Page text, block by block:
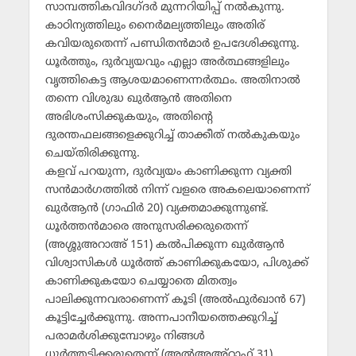
സാമ്പത്തികവിദഗ്ദര്‍ മുന്നറിയിപ്പ് നല്‍കുന്നു.
കാഠിന്യത്തിലും നൈര്‍മല്യത്തിലും അതിര്
കവിയരുതെന്ന് പണ്ഡിതന്‍മാര്‍ ഉപദേശിക്കുന്നു.
ധൂര്‍ത്തും, ദുര്‍വ്യയവും എല്ലാ അര്‍ത്ഥങ്ങളിലും
വൃത്തികെട്ട ആശയമാണെന്നര്‍ത്ഥം. അതിനാല്‍
തന്നെ വിശുദ്ധ ഖുര്‍ആന്‍ അതിനെ
അഭിശംസിക്കുകയും, അതിന്റെ
ദുരന്തഫലങ്ങളെക്കുറിച്ച് താക്കീത് നല്‍കുകയും
ചെയ്തിരിക്കുന്നു.
കളവ് പറയുന്ന, ദുര്‍വ്യയം കാണിക്കുന്ന വ്യക്തി
സന്‍മാര്‍ഗത്തില്‍ നിന്ന് വളരെ അകലെയാണെന്ന്
ഖുര്‍ആന്‍ (ഗാഫിര്‍ 20) വ്യക്തമാക്കുന്നുണ്ട്.
ധൂര്‍ത്തന്‍മാരെ അനുസരിക്കരുതെന്ന്
(അശ്ശുഅറാഅ് 151) കല്‍പിക്കുന്ന ഖുര്‍ആന്‍
വിശ്വാസികള്‍ ധൂര്‍ത്ത് കാണിക്കുകയോ, പിശുക്ക്
കാണിക്കുകയോ ചെയ്യാതെ മിതത്വം
പാലിക്കുന്നവരാണെന്ന് കൂടി (അല്‍ഫുര്‍ഖാന്‍ 67)
കൂട്ടിച്ചേര്‍ക്കുന്നു. അന്നപാനീയത്തെക്കുറിച്ച്
പരാമര്‍ശിക്കുമ്പോഴും നിങ്ങള്‍